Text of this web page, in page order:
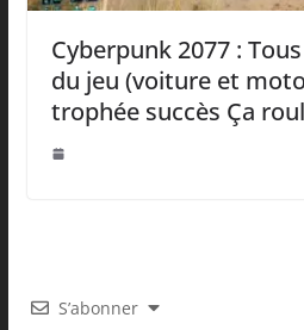
Cyberpunk 2077 :
du jeu (voiture et
trophée succès Ça
S’abonner